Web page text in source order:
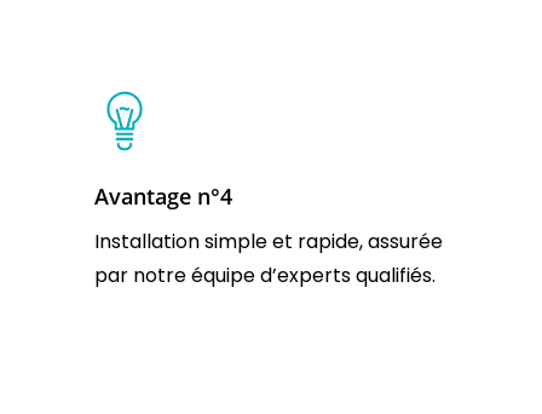
Avantage n°4
Installation simple et rapide, assurée
par notre équipe d’experts qualifiés.